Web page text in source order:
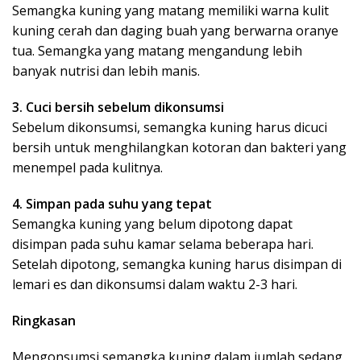
Semangka kuning yang matang memiliki warna kulit
kuning cerah dan daging buah yang berwarna oranye
tua. Semangka yang matang mengandung lebih
banyak nutrisi dan lebih manis.
3. Cuci bersih sebelum dikonsumsi
Sebelum dikonsumsi, semangka kuning harus dicuci
bersih untuk menghilangkan kotoran dan bakteri yang
menempel pada kulitnya.
4. Simpan pada suhu yang tepat
Semangka kuning yang belum dipotong dapat
disimpan pada suhu kamar selama beberapa hari.
Setelah dipotong, semangka kuning harus disimpan di
lemari es dan dikonsumsi dalam waktu 2-3 hari.
Ringkasan